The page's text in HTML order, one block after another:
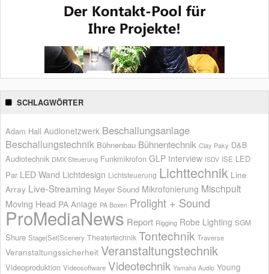
SCHLAGWÖRTER
Adam Hall Audionetzwerk Beschallungsanlage
Beschallungstechnik Bühnenbau Bühnentechnik Clay Paky D&B
Audiotechnik DMX Steuerung Funkmikrofon GLP Interview ISDV ISE LED
Par LED Wand Lichtdesign Lichtsteuerung Lichttechnik Line
Array Live-Streaming Meyer Sound Mikrofonierung Mischpult
Moving Head PA Anlage PA Boxen Prolight + Sound
ProMediaNews Report Rigging Robe Lighting SGM
Shure Stage|Set|Scenery Theatertechnik Tontechnik Traverse
Veranstaltungssicherheit Veranstaltungstechnik
Videoproduktion Videosoftware Videotechnik Yamaha Audio Young